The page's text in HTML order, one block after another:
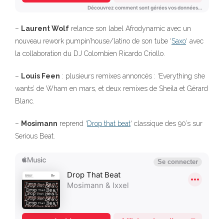
– Laurent Wolf relance son label Afrodynamic avec un
nouveau rework pumpin’house/latino de son tube ‘Saxo‘ avec
la collaboration du DJ Colombien Ricardo Criollo.
– Louis Feen : plusieurs remixes annoncés : ‘Everything she
wants’ de Wham en mars, et deux remixes de Sheila et Gérard
Blanc.
– Mosimann reprend ‘Drop that beat‘ classique des 90’s sur
Serious Beat.